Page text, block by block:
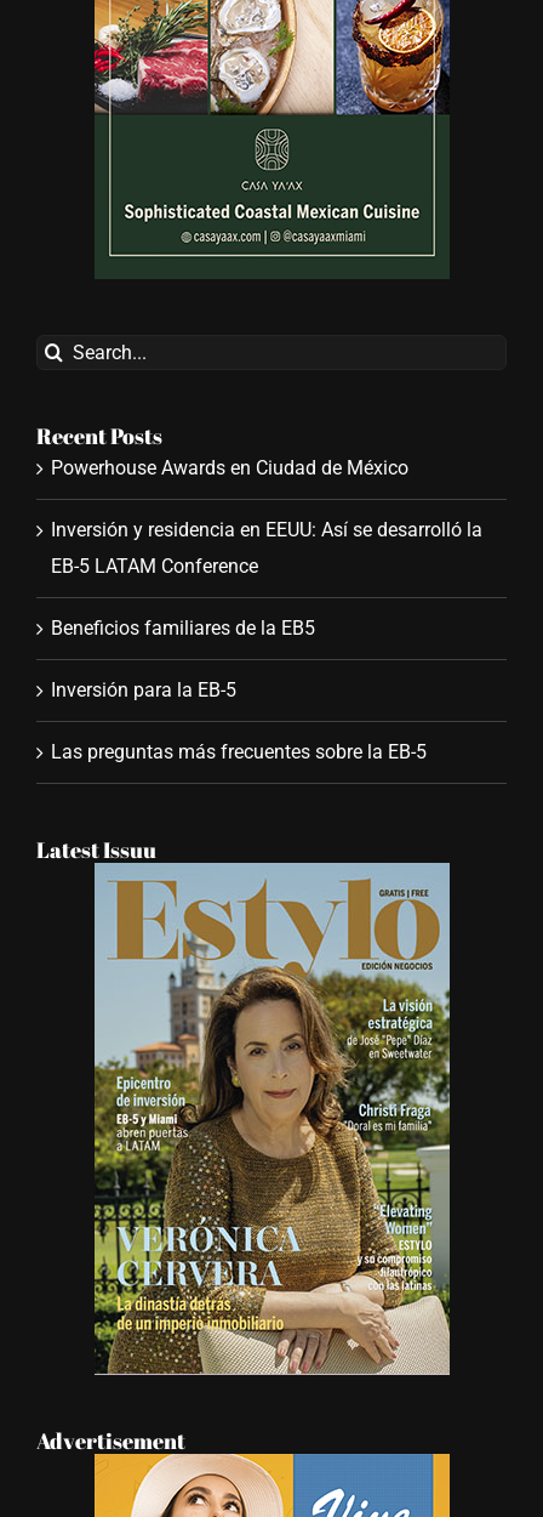
Search
Recent Posts
Powerhouse Awards en Ciudad de México
Inversión y residencia en EEUU: Así se desarrolló la
EB-5 LATAM Conference
Beneficios familiares de la EB5
Inversión para la EB-5
Las preguntas más frecuentes sobre la EB-5
Latest Issuu
Advertisement